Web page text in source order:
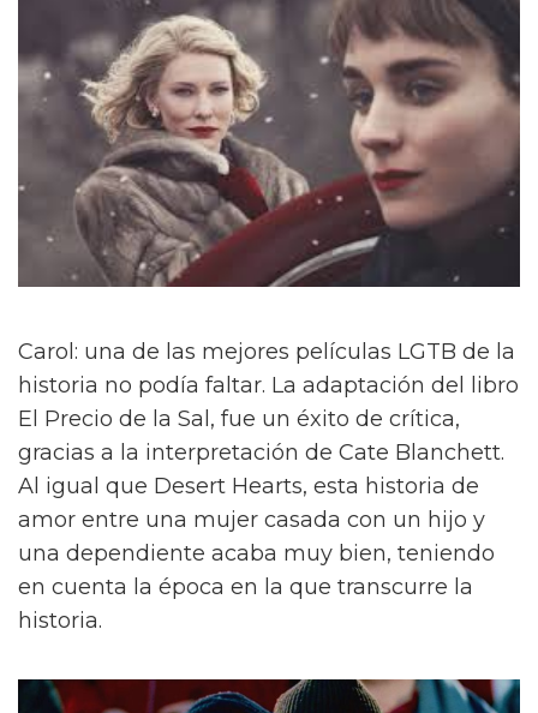
Carol: una de las mejores películas LGTB de la
historia no podía faltar. La adaptación del libro
El Precio de la Sal, fue un éxito de crítica,
gracias a la interpretación de Cate Blanchett.
Al igual que Desert Hearts, esta historia de
amor entre una mujer casada con un hijo y
una dependiente acaba muy bien, teniendo
en cuenta la época en la que transcurre la
historia.